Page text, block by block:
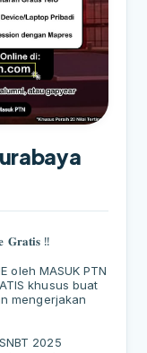
𝐆𝐫𝐚𝐭𝐢𝐬‼️
oleh MASUK PTN
khusus buat
mengerjakan
2025